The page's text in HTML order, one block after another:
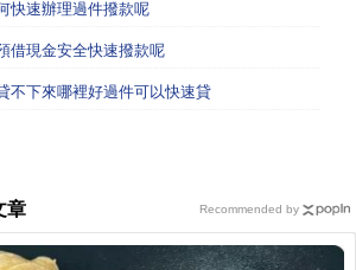
快速辦理過件撥款呢
借現金安全快速撥款呢
不下來哪裡好過件可以快速貸
章 Recommended by